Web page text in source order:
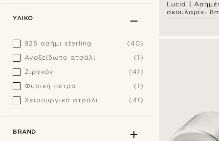
Lucid |
σκουλαρίκι
ΥΛΙΚΌ
925 ασήμι sterling
(40)
Ανοξείδωτο ατσάλι
(1)
Ζιργκόν
(41)
Φυσική πέτρα
(1)
Χειρουργικό ατσάλι
(41)
BRAND